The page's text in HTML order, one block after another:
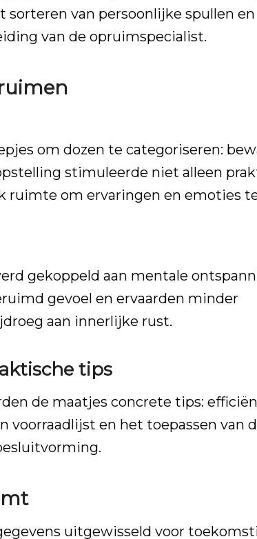
sorteren van persoonlijke spullen en
van de opruimspecialist.
om dozen te categoriseren:
stimuleerde niet alleen
ruimte om ervaringen en emoties
gekoppeld aan mentale
gevoel en ervaarden minder
aan innerlijke rust.
tips
de maatjes concrete tips:
voorraadlijst en het toepassen van
uitgewisseld voor